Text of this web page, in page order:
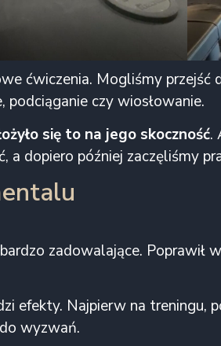
ćwiczenia. Mogliśmy
podciąganie czy wiosłowanie.
się to na jego skoczność.
dopiero później zaczęliśmy
zadowalające. Poprawił
efekty. Najpierw na treningu,
wyzwań.